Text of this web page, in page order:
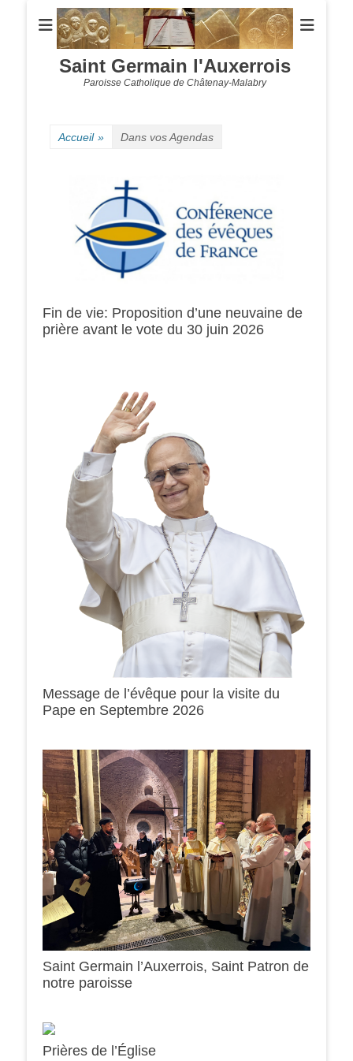
Saint Germain l'Auxerrois
Paroisse Catholique de Châtenay-Malabry
Accueil » Dans vos Agendas
Fin de vie: Proposition d’une neuvaine de
prière avant le vote du 30 juin 2026
Message de l’évêque pour la visite du
Pape en Septembre 2026
Saint Germain l’Auxerrois, Saint Patron de
notre paroisse
Prières de l’Église
0h00
2h00
3h00